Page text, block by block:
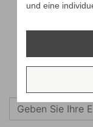
und eine